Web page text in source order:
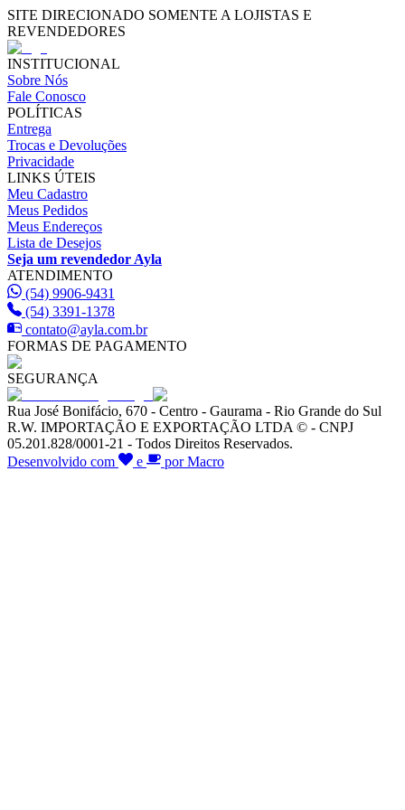
SITE DIRECIONADO SOMENTE A LOJISTAS E
REVENDEDORES
INSTITUCIONAL
Sobre Nós
Fale Conosco
POLÍTICAS
Entrega
Trocas e Devoluções
Privacidade
LINKS ÚTEIS
Meu Cadastro
Meus Pedidos
Meus Endereços
Lista de Desejos
Seja um revendedor Ayla
ATENDIMENTO
(54) 9906-9431
(54) 3391-1378
contato@ayla.com.br
FORMAS DE PAGAMENTO
SEGURANÇA
Rua José Bonifácio, 670 - Centro - Gaurama - Rio Grande do Sul
R.W. IMPORTAÇÃO E EXPORTAÇÃO LTDA © - CNPJ
05.201.828/0001-21 - Todos Direitos Reservados.
Desenvolvido com
e por Macro